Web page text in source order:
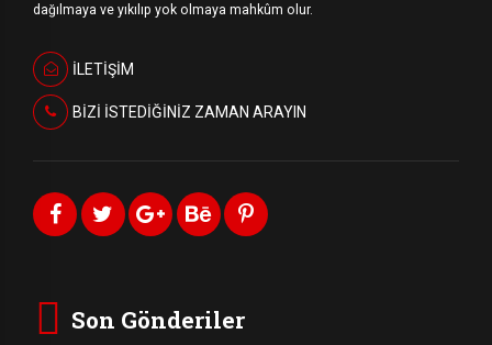
dağılmaya ve yıkılıp yok olmaya mahkûm olur.
İLETİŞİM
BİZİ İSTEDİĞİNİZ ZAMAN ARAYIN
Son Gönderiler